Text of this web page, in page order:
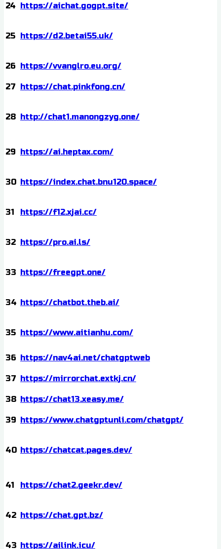
24 https://aichat.gogpt.site/
25 https://d2.betai55.uk/
26 https://vvanglro.eu.org/
27 https://chat.pinkfong.cn/
28 http://chat1.manongzyg.one/
29 https://ai.heptax.com/
30 https://index.chat.bnu120.space/
31 https://f12.xjai.cc/
32 https://pro.ai.ls/
33 https://freegpt.one/
34 https://chatbot.theb.ai/
35 https://www.aitianhu.com/
36 https://nav4ai.net/chatgptweb
37 https://mirrorchat.extkj.cn/
38 https://chat13.xeasy.me/
39 https://www.chatgptunli.com/chatgpt/
40 https://chatcat.pages.dev/
41 https://chat2.geekr.dev/
42 https://chat.gpt.bz/
43 https://ailink.icu/